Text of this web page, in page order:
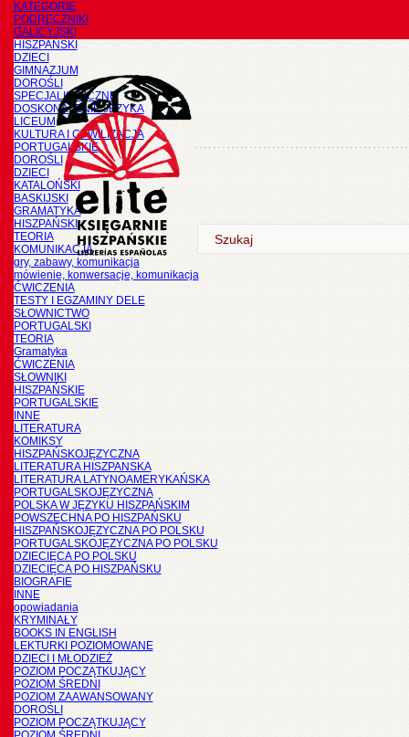
KATEGORIE
PODRĘCZNIKI
GALICYJSKI
HISZPAŃSKI
DZIECI
GIMNAZJUM
DOROŚLI
SPECJALISTYCZNE
DOSKONALENIE JĘZYKA
LICEUM
KULTURA I CYWILIZACJA
PORTUGALSKIE
DOROŚLI
DZIECI
KATALOŃSKI
BASKIJSKI
GRAMATYKA
HISZPAŃSKI
TEORIA
KOMUNIKACJA
gry, zabawy, komunikacja
mówienie, konwersacje, komunikacja
ĆWICZENIA
TESTY I EGZAMINY DELE
SŁOWNICTWO
PORTUGALSKI
TEORIA
Gramatyka
ĆWICZENIA
SŁOWNIKI
HISZPAŃSKIE
PORTUGALSKIE
INNE
LITERATURA
KOMIKSY
HISZPAŃSKOJĘZYCZNA
LITERATURA HISZPANSKA
LITERATURA LATYNOAMERYKAŃSKA
PORTUGALSKOJĘZYCZNA
POLSKA W JĘZYKU HISZPAŃSKIM
POWSZECHNA PO HISZPAŃSKU
HISZPAŃSKOJĘZYCZNA PO POLSKU
PORTUGALSKOJĘZYCZNA PO POLSKU
DZIECIĘCA PO POLSKU
DZIECIĘCA PO HISZPAŃSKU
BIOGRAFIE
INNE
opowiadania
KRYMINAŁY
BOOKS IN ENGLISH
LEKTURKI POZIOMOWANE
DZIECI I MŁODZIEŻ
POZIOM POCZĄTKUJĄCY
POZIOM ŚREDNI
POZIOM ZAAWANSOWANY
DOROŚLI
POZIOM POCZĄTKUJĄCY